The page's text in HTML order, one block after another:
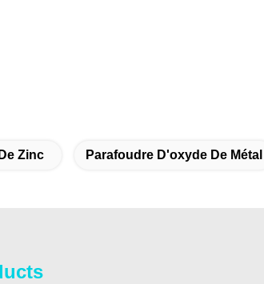
Zinc Parafoudre D'oxyde De Métal